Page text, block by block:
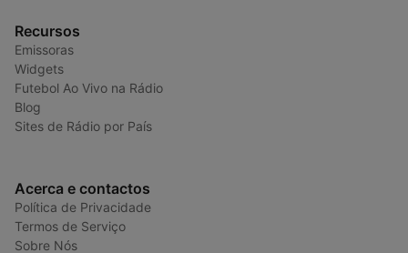
Recursos
Emissoras
Widgets
Futebol Ao Vivo na Rádio
Blog
Sites de Rádio por País
Acerca e contactos
Política de Privacidade
Termos de Serviço
Sobre Nós